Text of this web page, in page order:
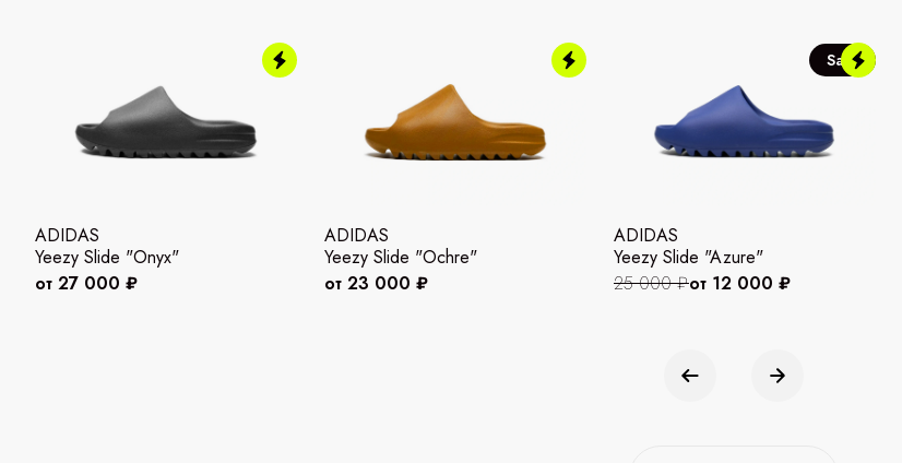
ADIDAS
Yeezy Slide "Onyx"
от 27 000 ₽
ADIDAS
Yeezy Slide "Ochre"
от 23 000 ₽
Sale
ADIDAS
Yeezy Slide "Azure"
25 000 ₽от 12 000 ₽